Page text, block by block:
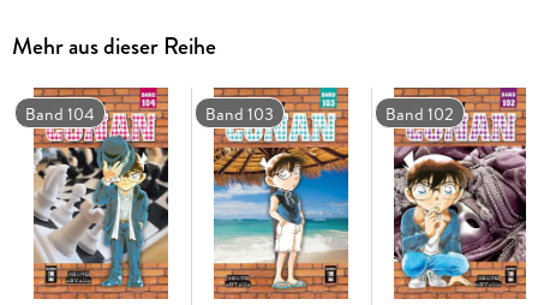
Inhalt Band 98:Conan scheint kurz davorzustehen, die
Identität von Mary zu lüften, während Shukichi Haneda als
Leiter einer Shogi-Trainingsgruppe in einen Serienmordfall
verstrickt wird! Und dann taucht wie aus dem Nichts auch
noch Shuichi Akai auf. . . ! Als wäre das alles noch nicht
genug, stiftet Momiji Ooka ein Duell zwischen Conan und
Heiji an!
Mehr aus dieser Reihe
Band 104 Band 103 Band 102